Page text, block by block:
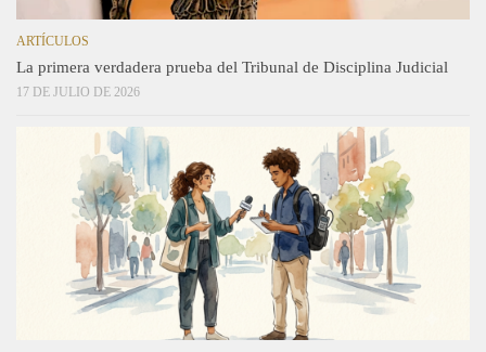
ARTÍCULOS
La primera verdadera prueba del Tribunal de Disciplina Judicial
17 DE JULIO DE 2026